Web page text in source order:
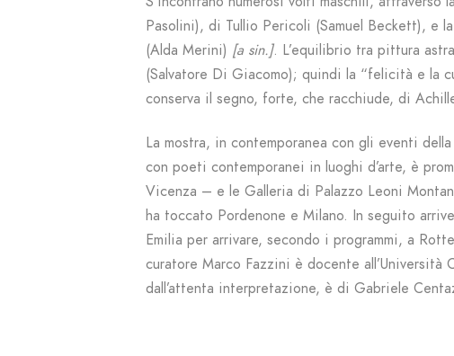
Pasolini), di Tullio Pericoli (Samuel Beckett), e
(Alda Merini) [a sin.]. L’equilibrio tra pittura
(Salvatore Di Giacomo); quindi la “felicità e la
conserva il segno, forte, che racchiude, di
La mostra, in contemporanea con gli eventi
con poeti contemporanei in luoghi d’arte, è
Vicenza – e le Galleria di Palazzo Leoni
ha toccato Pordenone e Milano. In seguito
Emilia per arrivare, secondo i programmi, a
curatore Marco Fazzini è docente all’Università
dall’attenta interpretazione, è di Gabriele